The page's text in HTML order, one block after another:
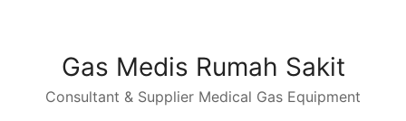
Gas Medis Rumah Sakit
Consultant & Supplier Medical Gas Equipment